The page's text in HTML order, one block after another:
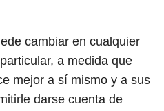
cambiar en cualquier
a medida que
mejor a sí mismo y a sus
darse cuenta de